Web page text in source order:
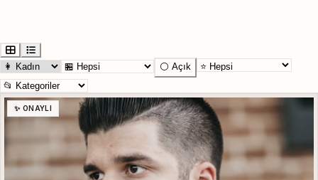
⚪ Açık
✨ ONAYLI